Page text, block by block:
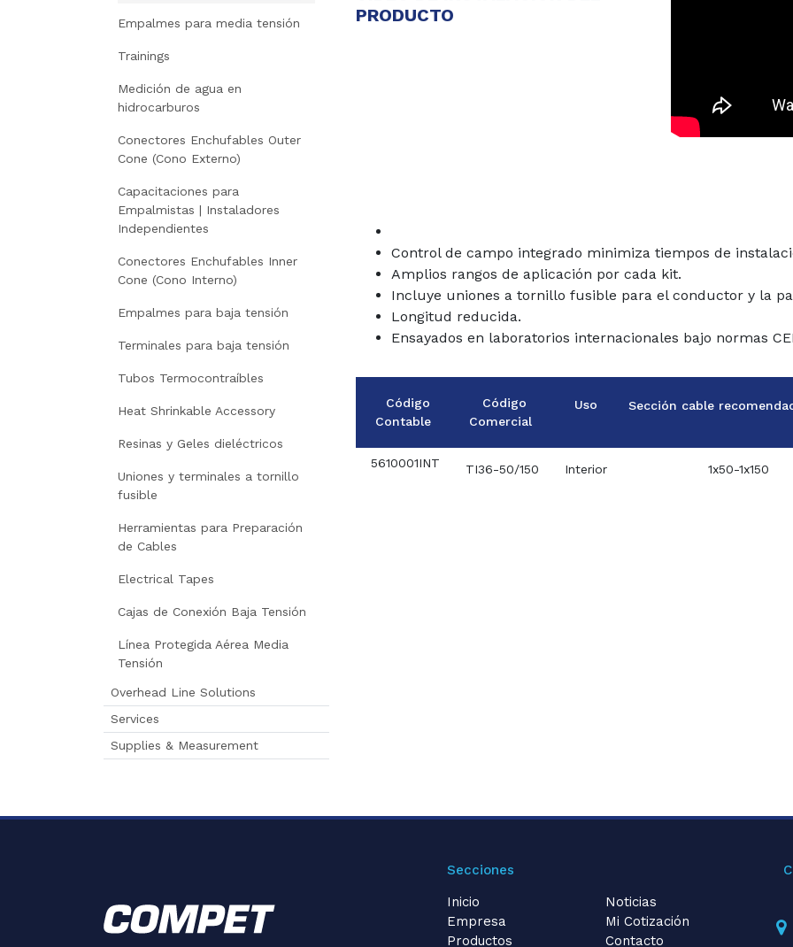
Empalmes para media tensión
Trainings
Medición de agua en
hidrocarburos
Conectores Enchufables Outer
Cone (Cono Externo)
Capacitaciones para
Empalmistas | Instaladores
Independientes
Conectores Enchufables Inner
Cone (Cono Interno)
Empalmes para baja tensión
Terminales para baja tensión
Tubos Termocontraíbles
Heat Shrinkable Accessory
Resinas y Geles dieléctricos
Uniones y terminales a tornillo
fusible
Herramientas para Preparación
de Cables
Electrical Tapes
Cajas de Conexión Baja Tensión
Línea Protegida Aérea Media
Tensión
Overhead Line Solutions
Services
Supplies & Measurement
PRODUCTO
Control de campo integrado minimiza tiempos de
Amplios rangos de aplicación por cada kit.
Incluye uniones a tornillo fusible para el conductor y la
Longitud reducida.
Ensayados en laboratorios internacionales bajo normas
Código
Contable
Código
Comercial
Uso Sección cable
5610001INT TI36-50/150 Interior 1x50-1x150
Secciones
Inicio
Empresa
Productos
Noticias
Mi Cotización
Contacto